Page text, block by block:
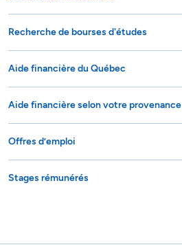
Recherche de bourses d'études
Aide financière du Québec
Aide financière selon votre provenance
Offres d’emploi
Stages rémunérés